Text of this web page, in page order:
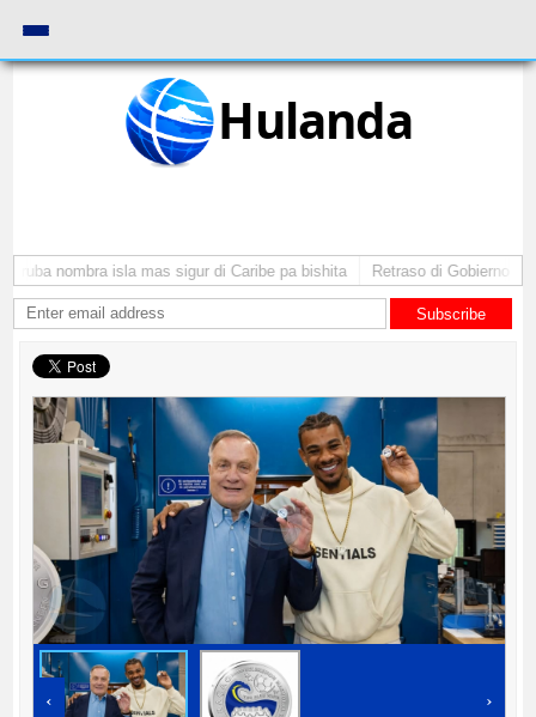
Hulanda
nombra isla mas sigur di Caribe pa bishita Retraso di Gobierno ta
Subscribe
‹ ›